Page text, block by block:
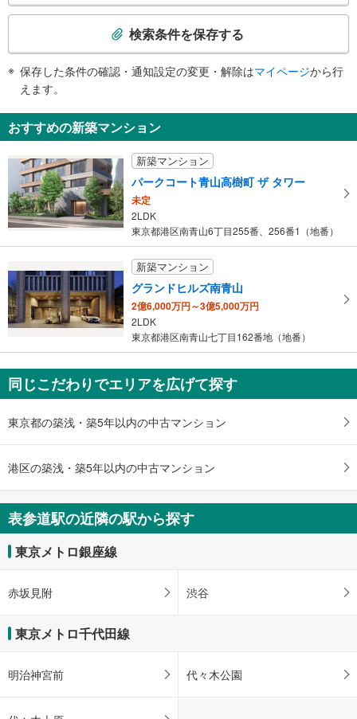
南青山第一マンションズ、フロムファーストビル、根津美術館、岡本太郎記念
学院大学、 アイビーホール（青学会館）、住友南青山ビル、小原流会館、ニ
ッカウヰスキー本社ビル、青山通り、骨董通り、南青山５丁目
（利用時間 ６：００～２２：００）、Ａｏ（アオ）ビル、 紀ノ国屋インタ
ーナショナル、国際連合大学本部、バスのりば１番、コスモス青山、 東京ウ
ィメンズプラザ、 東京都住宅供給公社（ＪＫＫ東京）、青山通り、北青山３
丁目（渋谷側）、神宮前５丁目
Ｂ３出口
青山ライズスクエア、 ＪＣＢ本社、ふくい南青山２９１、南青山５丁目
Ｂ４出口
表参道交差点、みずほ銀行、明治安田生命青山パラシオ、表参道、青山通り、
北青山３丁目（渋谷側）、神宮前５・６丁目
Ｂ５出口
（利用時間 ６：００～２２：３０）、明治安田生命青山パラシオ
エスカレータ
［銀座線］［半蔵門線］
・各ホーム⇔改札
・青山学院方面改札・青山通り方面改札⇔Ｂ３出口
・青山学院方面改札⇔Ｂ４出口
・表参道交差点改札⇔Ａ３出口手前（Ｂ１Ｆ）
・青山通り方面改札⇔Ａ４・Ａ５出口手前（Ｂ１Ｆ）
［千代田線］
・ホーム⇔各改札
・神宮前・原宿方面改札⇔Ｂ５出口
トイレ
《多機能トイレ》
・青山学院方面改札外（Ｂ２Ｆ）
・Ｂ４出口付近（Ｂ１Ｆ）
その他
・ＡＥＤ
検
知
を
取
る
・
を
マ
イ
ペ
に
保
す
検索条件を保存する
保存した条件の確認・通知設定の変更・解除はマイページから行
えます。
おすすめの新築マンション
新築マンション
パークコート青山高樹町 ザ タワー
未定
2LDK
東京都港区南青山6丁目255番、256番1（地番）
新築マンション
グランドヒルズ南青山
2億6,000万円～3億5,000万円
2LDK
東京都港区南青山七丁目162番地（地番）
同じこだわりでエリアを広げて探す
東京都の築浅・築5年以内の中古マンション
港区の築浅・築5年以内の中古マンション
表参道駅の近隣の駅から探す
東京メトロ銀座線
赤坂見附 渋谷
東京メトロ千代田線
明治神宮前 代々木公園